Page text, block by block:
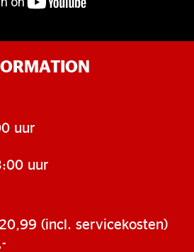
uur
uur
(incl. servicekosten)